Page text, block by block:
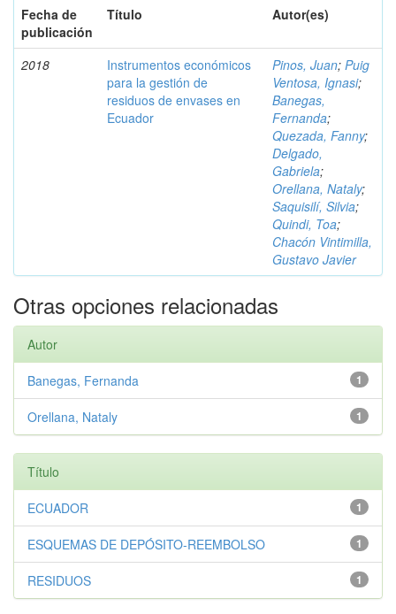
Fecha de
publicación
Título Autor(es)
2018
Instrumentos económicos
para la gestión de
residuos de envases en
Ecuador
Pinos, Juan; Puig
Ventosa, Ignasi;
Banegas,
Fernanda;
Quezada, Fanny;
Delgado,
Gabriela;
Orellana, Nataly;
Saquisilí, Silvia;
Quindi, Toa;
Chacón Vintimilla,
Gustavo Javier
Otras opciones relacionadas
Autor
1
Banegas, Fernanda
1
Orellana, Nataly
Título
1
ECUADOR
1
ESQUEMAS DE DEPÓSITO-REEMBOLSO
1
RESIDUOS